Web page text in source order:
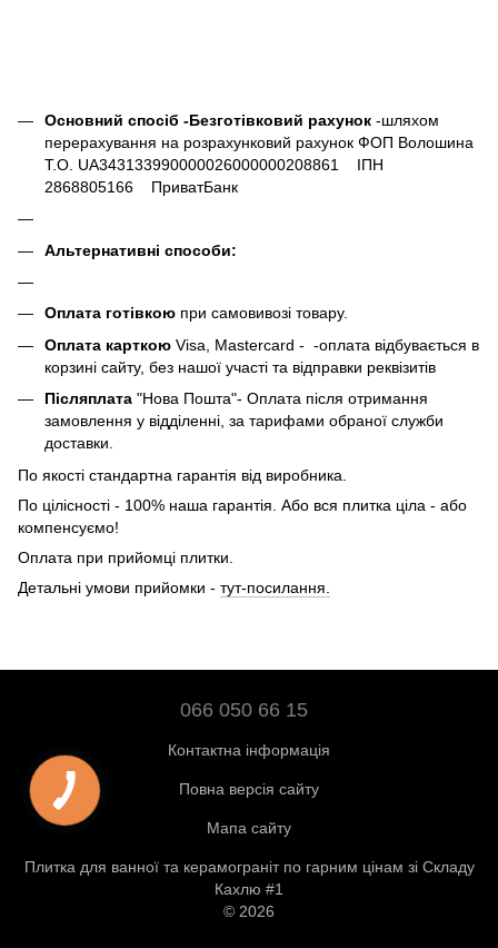
Основний спосіб -Безготівковий рахунок -шляхом
перерахування на розрахунковий рахунок ФОП Волошина
Т.О. UA343133990000026000000208861 ІПН
2868805166 ПриватБанк
Альтернативні способи:
Оплата готівкою при самовивозі товару.
Оплата карткою Visa, Mastercard - -оплата відбувається в
корзині сайту, без нашої участі та відправки реквізитів
Післяплата "Нова Пошта"- Оплата після отримання
замовлення у відділенні, за тарифами обраної служби
доставки.
По якості стандартна гарантія від виробника.
По цілісності - 100% наша гарантія. Або вся плитка ціла - або
компенсуємо!
Оплата при прийомці плитки.
Детальні умови прийомки - тут-посилання.
066 050 66 15
Контактна інформація
Повна версія сайту
Мапа сайту
Плитка для ванної та керамограніт по гарним цінам зі Складу
Кахлю #1
© 2026